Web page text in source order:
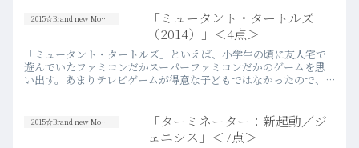
ころであまりの退屈感に伴う睡魔に勝て
なかった。翌日、惰性…more
2015☆Brand new Movies
「ミュータント・タートルズ
（2014）」＜4点＞
「ミュータント・タートルズ」といえば、小学生の頃に友人宅で
遊んでいたファミコンだかスーパーファミコンだかのゲームを思
い出す。あまりテレビゲームが得意な子どもではなかったので、
2015☆Brand new Movies
「ターミネーター：新起動／ジ
ェニシス」＜7点＞